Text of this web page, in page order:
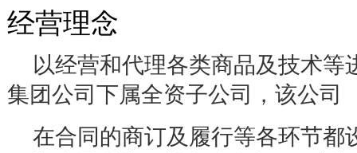
经营理念
以经营和代理各类商品及技术
集团公司下属全资子公司，该公司
在合同的商订及履行等各环节都